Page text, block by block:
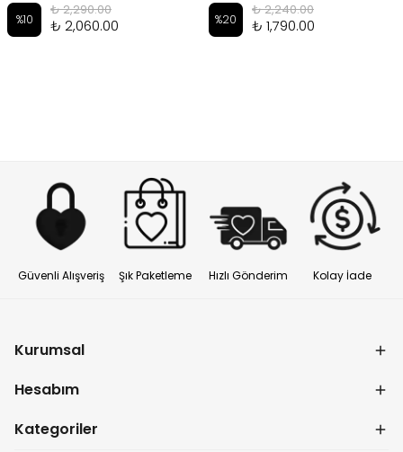
%10
₺ 2,290.00
₺ 2,060.00 %20
₺ 2,240.00
₺ 1,790.00
Güvenli Alışveriş Şık Paketleme Hızlı Gönderim Kolay İade
Kurumsal
Hesabım
Kategoriler